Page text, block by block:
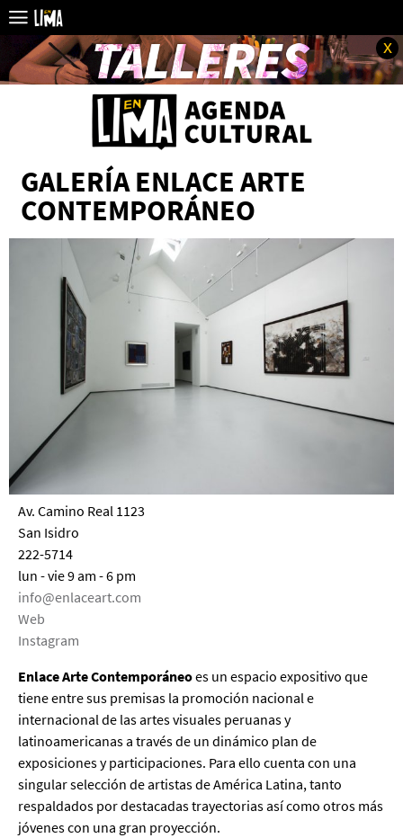
x
GALERÍA ENLACE ARTE
CONTEMPORÁNEO
Av. Camino Real 1123
San Isidro
222-5714
lun - vie 9 am - 6 pm
info@enlaceart.com
Web
Instagram
Enlace Arte Contemporáneoes un espacio expositivo que
tiene entre sus premisas la promoción nacional e
internacional de las artes visuales peruanas y
latinoamericanas a través de un dinámico plan de
exposiciones y participaciones. Para ello cuenta con una
singular selección de artistas de América Latina, tanto
respaldados por destacadas trayectorias así como otros más
jóvenes con una gran proyección.